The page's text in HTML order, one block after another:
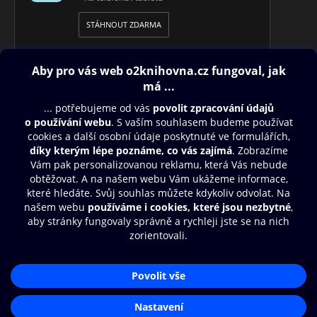
nabídnout vhled do současných podob moci, které ovlivňují
společnost v roce 2025 a budou důležité i v následujících
STÁHNOUT ZDARMA
Obsah ke stažení
Moje O2 Knihovna
Další zábava
© O2 Czech Republic a.s.
Zásady zpracování osobních údajůAplikace O2 Knihovna
Čti a poslouchej své e-knihy a